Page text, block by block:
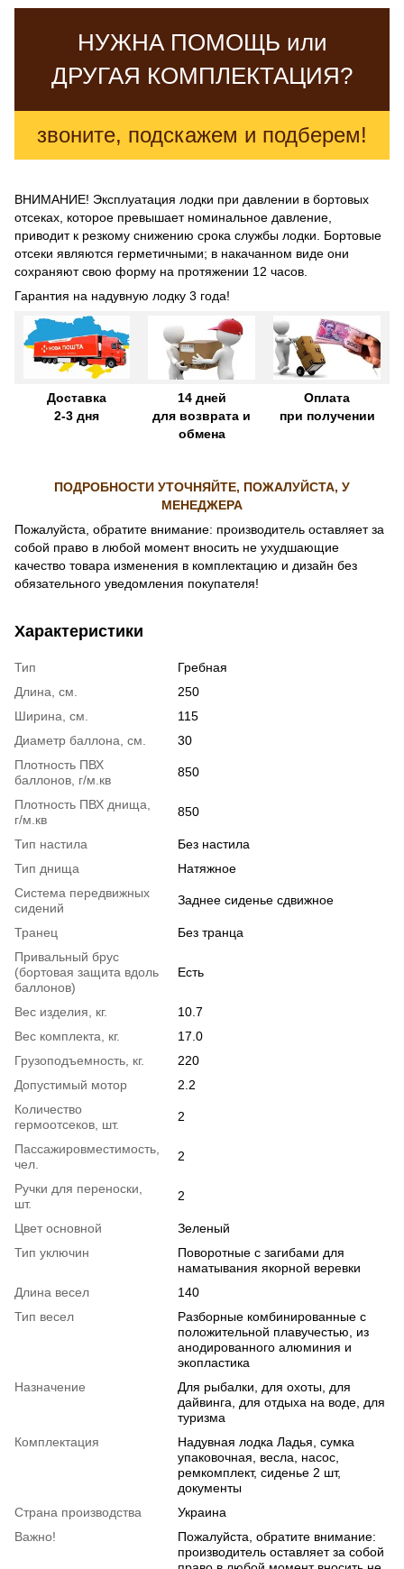
НУЖНА ПОМОЩЬ или
ДРУГАЯ КОМПЛЕКТАЦИЯ?
звоните, подскажем и подберем!
ВНИМАНИЕ! Эксплуатация лодки при давлении в бортовых
отсеках, которое превышает номинальное давление,
приводит к резкому снижению срока службы лодки. Бортовые
отсеки являются герметичными; в накачанном виде они
сохраняют свою форму на протяжении 12 часов.
Гарантия на надувную лодку 3 года!
Доставка
2-3 дня
14 дней
для возврата и
обмена
Оплата
при получении
ПОДРОБНОСТИ УТОЧНЯЙТЕ, ПОЖАЛУЙСТА, У
МЕНЕДЖЕРА
Пожалуйста, обратите внимание: производитель оставляет за
собой право в любой момент вносить не ухудшающие
качество товара изменения в комплектацию и дизайн без
обязательного уведомления покупателя!
Характеристики
Тип
Гребная
Длина, см.
250
Ширина, см.
115
Диаметр баллона, см.
30
Плотность ПВХ
баллонов, г/м.кв
850
Плотность ПВХ днища,
г/м.кв
850
Тип настила
Без настила
Тип днища
Натяжное
Система передвижных
сидений
Заднее сиденье сдвижное
Транец
Без транца
Привальный брус
(бортовая защита вдоль
баллонов)
Есть
Вес изделия, кг.
10.7
Вес комплекта, кг.
17.0
Грузоподъемность, кг.
220
Допустимый мотор
2.2
Количество
гермоотсеков, шт.
2
Пассажировместимость,
чел.
2
Ручки для переноски,
шт.
2
Цвет основной
Зеленый
Тип уключин
Поворотные с загибами для
наматывания якорной веревки
Длина весел
140
Тип весел
Разборные комбинированные с
положительной плавучестью, из
анодированного алюминия и
экопластика
Назначение
Для рыбалки, для охоты, для
дайвинга, для отдыха на воде, для
туризма
Комплектация
Надувная лодка Ладья, сумка
упаковочная, весла, насос,
ремкомплект, сиденье 2 шт,
документы
Страна производства
Украина
Важно!
Пожалуйста, обратите внимание:
производитель оставляет за собой